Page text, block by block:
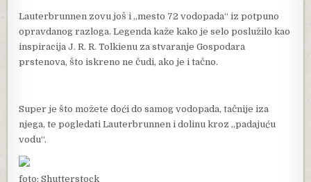
Lauterbrunnen zovu još i „mesto 72 vodopada“ iz potpuno
opravdanog razloga. Legenda kaže kako je selo poslužilo kao
inspiracija J. R. R. Tolkienu za stvaranje Gospodara
prstenova, što iskreno ne čudi, ako je i tačno.
Super je što možete doći do samog vodopada, tačnije iza
njega, te pogledati Lauterbrunnen i dolinu kroz „padajuću
vodu“.
foto: Shutterstock